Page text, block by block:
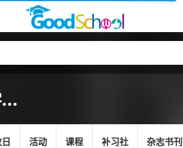
活动 课程 补习社 杂志书刊